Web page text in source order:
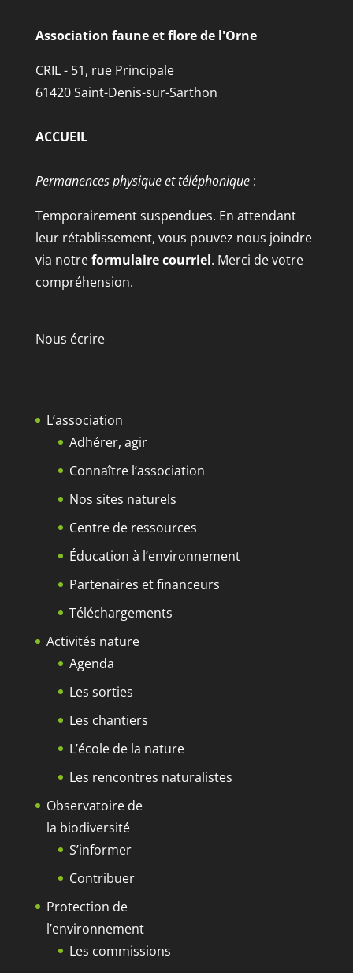
Association faune et flore de l'Orne
CRIL - 51, rue Principale
61420 Saint-Denis-sur-Sarthon
ACCUEIL
Permanences physique et téléphonique :
Temporairement suspendues. En attendant
leur rétablissement, vous pouvez nous joindre
via notreformulaire courriel. Merci de votre
compréhension.
Nous écrire
L’association
Adhérer, agir
Connaître l’association
Nos sites naturels
Centre de ressources
Éducation à l’environnement
Partenaires et financeurs
Téléchargements
Activités nature
Agenda
Les sorties
Les chantiers
L’école de la nature
Les rencontres naturalistes
Observatoire de
la biodiversité
S’informer
Contribuer
Protection de
l’environnement
Les commissions